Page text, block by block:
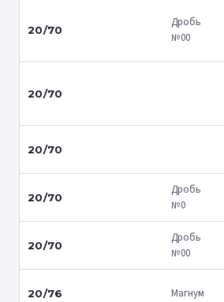
20/70
Дробь
№00
20/70
20/70
20/70
Дробь
№0
20/70
Дробь
№00
20/76 Магнум